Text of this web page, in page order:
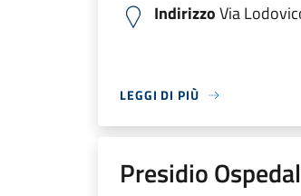
IndirizzoVia
LEGGI DI PIÙ
Presidio